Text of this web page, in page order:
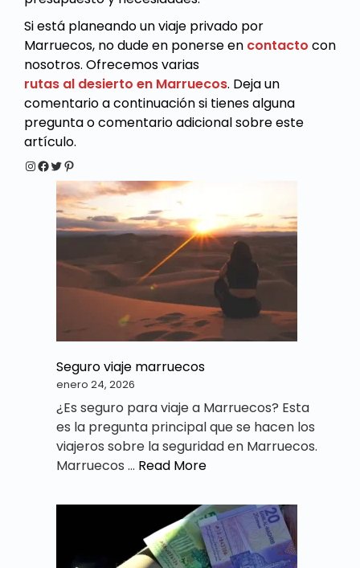
Si está planeando un viaje privado por
Marruecos, no dude en ponerse en contacto con
nosotros. Ofrecemos varias
rutas al desierto en Marruecos. Deja un
comentario a continuación si tienes alguna
pregunta o comentario adicional sobre este
artículo.
Seguro viaje marruecos
enero 24, 2026
¿Es seguro para viaje a Marruecos? Esta
es la pregunta principal que se hacen los
viajeros sobre la seguridad en Marruecos.
Marruecos … Read More